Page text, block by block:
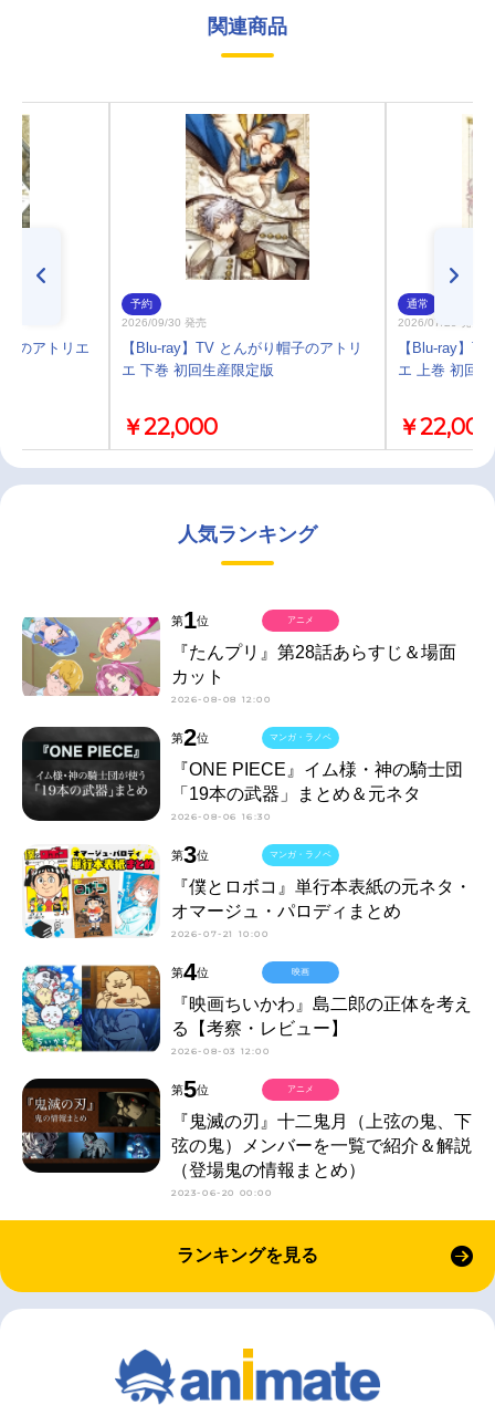
関連商品
のアトリエ
予約
2026/09/30 発売
【Blu-ray】TV とんがり帽子のアトリ
エ 下巻 初回生産限定版
￥22,000
通常
2026/07/29 発売
【Blu-ray】
エ 上巻 初回
￥22,000
人気ランキング
第1位
『たんプリ』第28話あらすじ＆場面
カット
2026-08-08 12:00
アニメ
第2位
『ONE PIECE』イム様・神の騎士団
「19本の武器」まとめ＆元ネタ
2026-08-06 16:30
マンガ・ラノベ
第3位
『僕とロボコ』単行本表紙の元ネタ・
オマージュ・パロディまとめ
2026-07-21 10:00
マンガ・ラノベ
第4位
『映画ちいかわ』島二郎の正体を考え
る【考察・レビュー】
2026-08-03 12:00
映画
第5位
『鬼滅の刃』十二鬼月（上弦の鬼、下
弦の鬼）メンバーを一覧で紹介＆解説
（登場鬼の情報まとめ）
2023-06-20 00:00
アニメ
ランキングを見る